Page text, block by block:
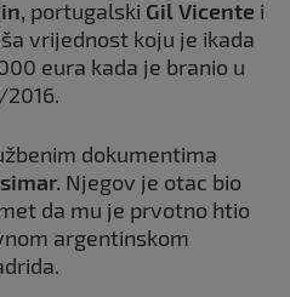
portugalski Gil Vicente i
vrijednost koju je ikada
eura kada je branio u
dokumentima
Njegov je otac bio
da mu je prvotno htio
argentinskom